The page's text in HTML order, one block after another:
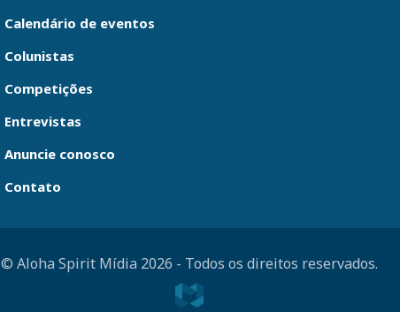
Calendário de eventos
Colunistas
Competições
Entrevistas
Anuncie conosco
Contato
© Aloha Spirit Mídia 2026 - Todos os direitos reservados.